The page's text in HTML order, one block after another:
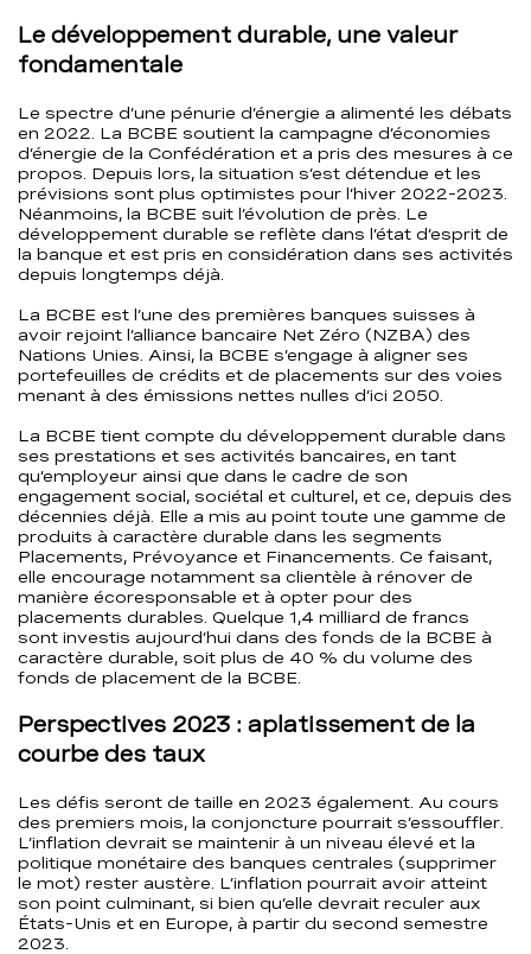
Le développement durable, une valeur
fondamentale
Le spectre d’une pénurie d’énergie a alimenté les débats
en 2022. La BCBE soutient la campagne d’économies
d’énergie de la Confédération et a pris des mesures à ce
propos. Depuis lors, la situation s’est détendue et les
prévisions sont plus optimistes pour l’hiver 2022-2023.
Néanmoins, la BCBE suit l’évolution de près. Le
développement durable se reflète dans l’état d’esprit de
la banque et est pris en considération dans ses activités
depuis longtemps déjà.
La BCBE est l’une des premières banques suisses à
avoir rejoint l’alliance bancaire Net Zéro (NZBA) des
Nations Unies. Ainsi, la BCBE s’engage à aligner ses
portefeuilles de crédits et de placements sur des voies
menant à des émissions nettes nulles d’ici 2050.
La BCBE tient compte du développement durable dans
ses prestations et ses activités bancaires, en tant
qu’employeur ainsi que dans le cadre de son
engagement social, sociétal et culturel, et ce, depuis des
décennies déjà. Elle a mis au point toute une gamme de
produits à caractère durable dans les segments
Placements, Prévoyance et Financements. Ce faisant,
elle encourage notamment sa clientèle à rénover de
manière écoresponsable et à opter pour des
placements durables. Quelque 1,4 milliard de francs
sont investis aujourd’hui dans des fonds de la BCBE à
caractère durable, soit plus de 40 % du volume des
fonds de placement de la BCBE.
Perspectives 2023 : aplatissement de la
courbe des taux
Les défis seront de taille en 2023 également. Au cours
des premiers mois, la conjoncture pourrait s’essouffler.
L’inflation devrait se maintenir à un niveau élevé et la
politique monétaire des banques centrales (supprimer
le mot) rester austère. L’inflation pourrait avoir atteint
son point culminant, si bien qu’elle devrait reculer aux
États-Unis et en Europe, à partir du second semestre
2023.